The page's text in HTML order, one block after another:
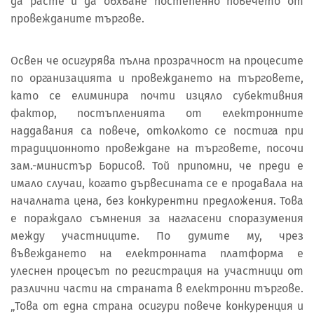
провежданите търгове.
Освен че осигурява пълна прозрачност на процесите
по организацията и провеждането на търговете,
като се елиминира почти изцяло субективния
фактор, постъпленията от електронните
наддавания са повече, отколкото се постига при
традиционното провеждане на търговете, посочи
зам.-министър Борисов. Той припомни, че преди е
имало случаи, когато дървесината се е продавала на
началната цена, без конкурентни предложения. Това
е пораждало съмнения за нагласени споразумения
между участниците. По думите му, чрез
въвеждането на електронната платформа е
улеснен процесът по регистрация на участници от
различни части на страната в електронни търгове.
„Това от една страна осигури повече конкуренция и